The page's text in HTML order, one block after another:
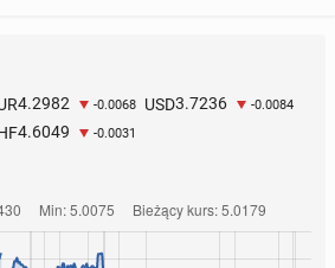
4.2982 -0.0068 USD3.7236 -0.0084
4.6049 -0.0031